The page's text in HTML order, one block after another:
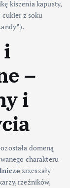
kiszenia kapusty,
z soku
i
–
i
domeną
charakteru
zrzeszały
rzeźników,